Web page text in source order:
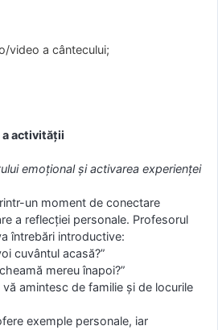
video a cântecului;
a activității
emoțional și activarea experienței
un moment de conectare
a reflecției personale. Profesorul
întrebări introductive:
cuvântul acasă?”
mereu înapoi?”
vă amintesc de familie și de locurile
exemple personale, iar